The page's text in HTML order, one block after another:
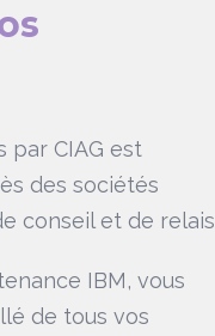
par CIAG est
des sociétés
conseil et de
IBM, vous
de tous vos